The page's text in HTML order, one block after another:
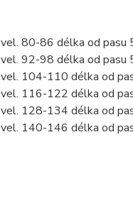
vel. 80-86 délka od pasu
vel. 92-98 délka od pasu
vel. 104-110 délka od
vel. 116-122 délka od
vel. 128-134 délka od
vel. 140-146 délka od